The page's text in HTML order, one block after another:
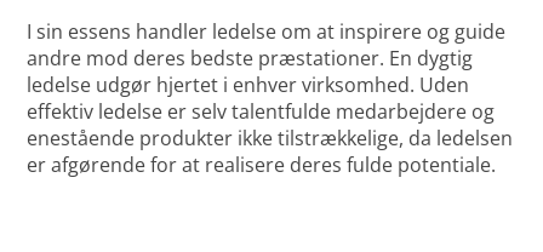
I sin essens handler ledelse om at inspirere og guide
andre mod deres bedste præstationer. En dygtig
ledelse udgør hjertet i enhver virksomhed. Uden
effektiv ledelse er selv talentfulde medarbejdere og
enestående produkter ikke tilstrækkelige, da ledelsen
er afgørende for at realisere deres fulde potentiale.